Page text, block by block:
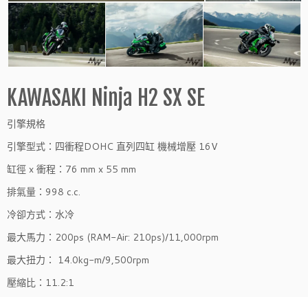
KAWASAKI Ninja H2 SX SE
引擎規格
引擎型式：四衝程DOHC 直列四缸 機械增壓 16V
缸徑 x 衝程：76 mm x 55 mm
排氣量：998 c.c.
冷卻方式：水冷
最大馬力：200ps (RAM-Air: 210ps)/11,000rpm
最大扭力： 14.0kg-m/9,500rpm
壓縮比：11.2:1